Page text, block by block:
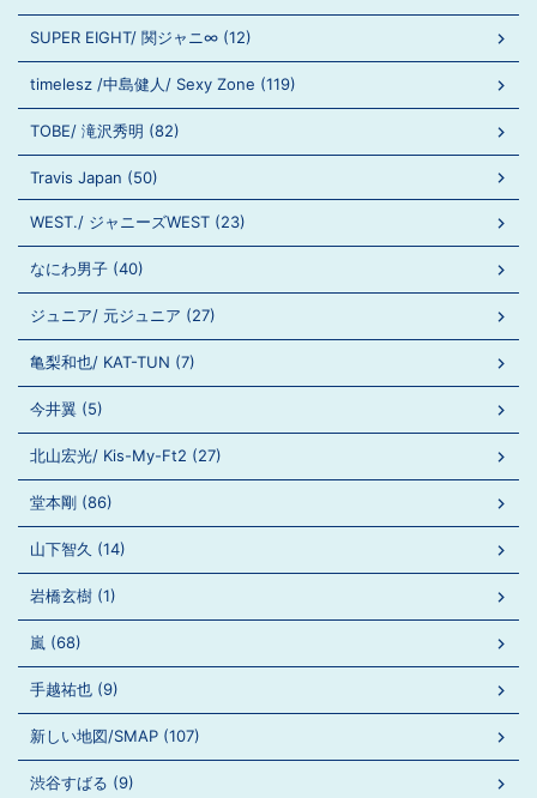
SUPER EIGHT/ 関ジャニ∞ (12)
timelesz /中島健人/ Sexy Zone (119)
TOBE/ 滝沢秀明 (82)
Travis Japan (50)
WEST./ ジャニーズWEST (23)
なにわ男子 (40)
ジュニア/ 元ジュニア (27)
亀梨和也/ KAT-TUN (7)
今井翼 (5)
北山宏光/ Kis-My-Ft2 (27)
堂本剛 (86)
山下智久 (14)
岩橋玄樹 (1)
嵐 (68)
手越祐也 (9)
新しい地図/SMAP (107)
渋谷すばる (9)